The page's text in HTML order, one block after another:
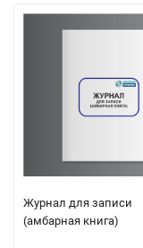
Журнал для записи
(амбарная книга)